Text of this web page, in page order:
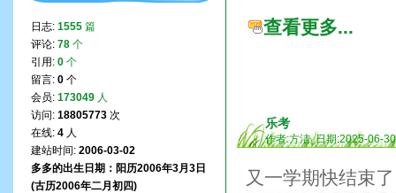
查看更多...
乐考
作者:方洁 日期:2025-06-30
又一学期快结束
日志: 1555 篇
评论: 78 个
引用: 0 个
留言: 0 个
会员: 173049 人
访问: 18805773 次
在线: 4 人
建站时间: 2006-03-02
多多的出生日期：阳历2006年3月3日
(古历2006年二月初四)